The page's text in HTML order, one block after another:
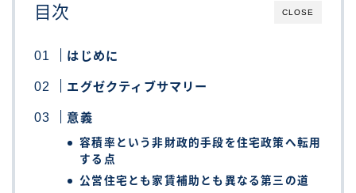
CLOSE
目次
はじめに
エグゼクティブサマリー
意義
容積率という非財政的手段を住宅政策へ転用
する点
公営住宅とも家賃補助とも異なる第三の道